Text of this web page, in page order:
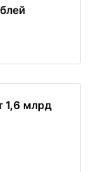
1,6 млрд